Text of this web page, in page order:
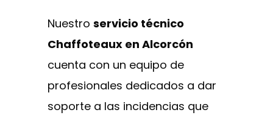
Nuestro servicio técnico
Chaffoteaux en Alcorcón
cuenta con un equipo de
profesionales dedicados a dar
soporte a las incidencias que